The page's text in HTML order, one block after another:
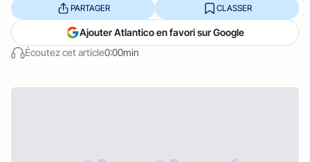
Écoutez cet article0:00min
PARTAGER CLASSER
Ajouter Atlantico en favori sur Google